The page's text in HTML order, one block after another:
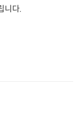
니다.